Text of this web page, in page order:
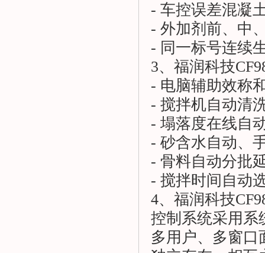
- 车控误差混凝
- 外加剂前、中
- 同一标号连续
3、福润科技
- 电脑辅助效称
- 搅拌机自动清
- 塌落度在线自
- 砂含水自动、
- 骨料自动分批
- 搅拌时间自动
4、福润科技
控制系统采用系
多用户、多窗口